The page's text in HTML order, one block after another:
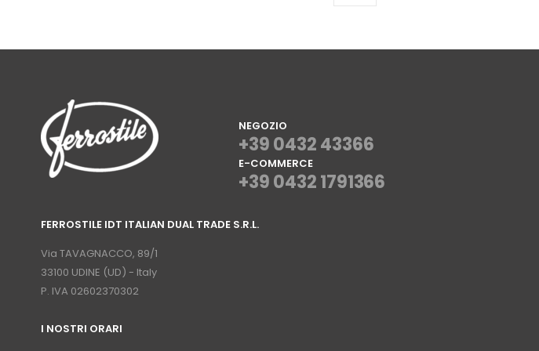
NEGOZIO
+39 0432 43366
E-COMMERCE
+39 0432 1791366
FERROSTILE IDT ITALIAN DUAL TRADE S.R.L.
Via TAVAGNACCO, 89/1
33100 UDINE (UD) - Italy
P. IVA 02602370302
I NOSTRI ORARI